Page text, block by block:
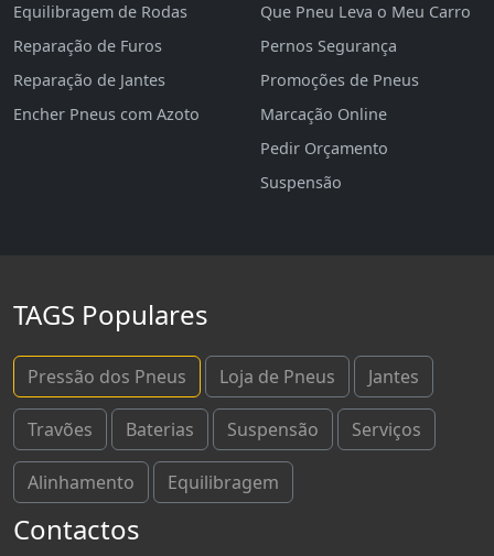
Equilibragem de Rodas
Reparação de Furos
Reparação de Jantes
Encher Pneus com Azoto
Que Pneu Leva o Meu Carro
Pernos Segurança
Promoções de Pneus
Marcação Online
Pedir Orçamento
Suspensão
TAGS Populares
Pressão dos Pneus Loja de Pneus Jantes
Travões Baterias Suspensão Serviços
Alinhamento Equilibragem
Contactos